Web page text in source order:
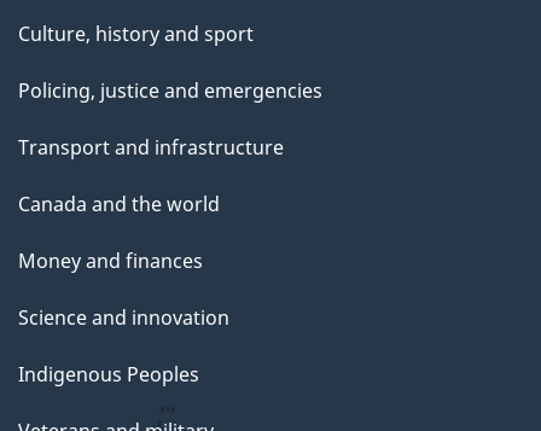
Culture, history and sport
Policing, justice and emergencies
Transport and infrastructure
Canada and the world
Money and finances
Science and innovation
Indigenous Peoples